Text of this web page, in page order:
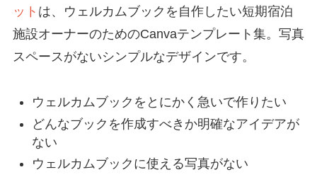
ット は、ウェルカムブックを自作したい短期宿泊
施設オーナーのためのCanvaテンプレート集。写真
スペースがないシンプルなデザインです。
ウェルカムブックをとにかく急いで作りたい
どんなブックを作成すべきか明確なアイデアが
ない
ウェルカムブックに使える写真がない